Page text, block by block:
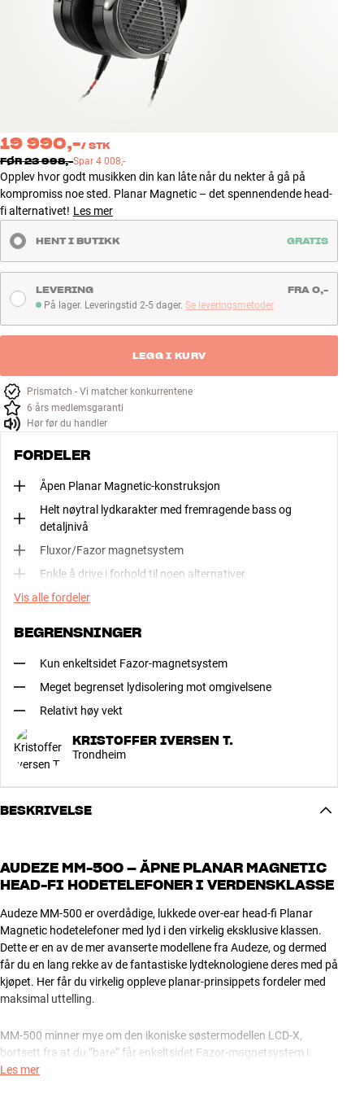
Tilbehør
INSPIRASJON
MERKER
NYHETER
TILBUD
Finn Butikk
Kundeservice
Kundeservice
Bygg med lyd
19 990,-/ STK
FØR23 998,-Spar 4 008,-
Opplev hvor godt musikken din kan låte når du nekter å gå på
kompromiss noe sted. Planar Magnetic – det spennendende head-
fi alternativet! Les mer
HENT I BUTIKK GRATIS
På lager. Leveringstid 2-5 dager
På lager. Leveringstid 2-5 dager. Se leveringsmetoder
LEVERING FRA 0,-
LEGG I KURV
Prismatch - Vi matcher konkurrentene
6 års medlemsgaranti
Hør før du handler
FORDELER
Åpen Planar Magnetic-konstruksjon
Helt nøytral lydkarakter med fremragende bass og
detaljnivå
Fluxor/Fazor magnetsystem
Enkle å drive i forhold til noen alternativer
Vis alle fordeler
BEGRENSNINGER
Kun enkeltsidet Fazor-magnetsystem
Meget begrenset lydisolering mot omgivelsene
Relativt høy vekt
KRISTOFFER IVERSEN T.
Trondheim
BESKRIVELSE
AUDEZE MM-500 – ÅPNE PLANAR MAGNETIC
HEAD-FI HODETELEFONER I VERDENSKLASSE
Audeze MM-500 er overdådige, lukkede over-ear head-fi Planar
Magnetic hodetelefoner med lyd i den virkelig eksklusive klassen.
Dette er en av de mer avanserte modellene fra Audeze, og dermed
får du en lang rekke av de fantastiske lydteknologiene deres med på
kjøpet. Her får du virkelig oppleve planar-prinsippets fordeler med
maksimal uttelling.
MM-500 minner mye om den ikoniske søstermodellen LCD-X,
bortsett fra at du ”bare” får enkeltsidet Fazor-magnetsystem i
driverne i stedet for dobbelt. Til gjengjeld er MM-500 hele 140 gram
Les mer